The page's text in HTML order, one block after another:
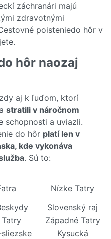
záchranári majú
zdravotnými
poisteniedo hôr v
hôr naozaj
aj k ľuďom, ktorí
stratili v náročnom
schopnosti a uviazli.
do hôr platí len v
kde vykonáva
. Sú to:
Nízke Tatry
Slovenský raj
Západné Tatry
Kysucká